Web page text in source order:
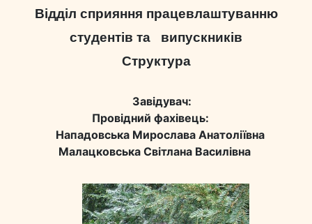
Відділ сприяння працевлаштуванню
студентів та випускників
Структура
Завідувач:
Провідний фахівець:
Нападовська Мирослава Анатоліївна
Малацковська Світлана Василівна